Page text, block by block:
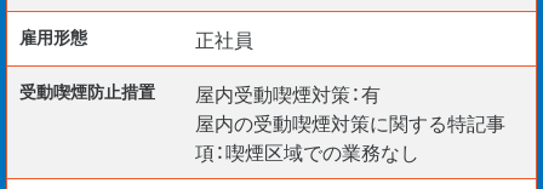
雇用形態 正社員
受動喫煙防⽌措置
屋内受動喫煙対策：有
屋内の受動喫煙対策に関する特記事
項：喫煙区域での業務なし